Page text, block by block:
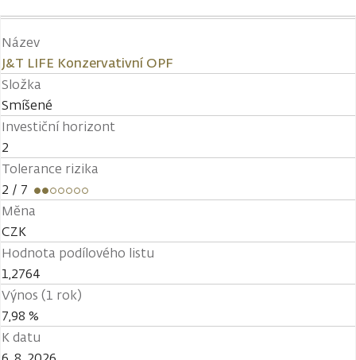
Název
J&T LIFE Konzervativní OPF
Složka
Smíšené
Investiční horizont
2
Tolerance rizika
2 / 7
Měna
CZK
Hodnota podílového listu
1,2764
Výnos (1 rok)
7,98 %
K datu